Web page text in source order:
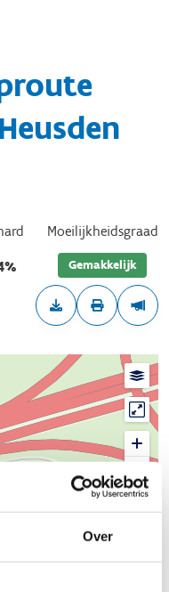
Over
Moeilijkheidsgraad
Gemakkelijk